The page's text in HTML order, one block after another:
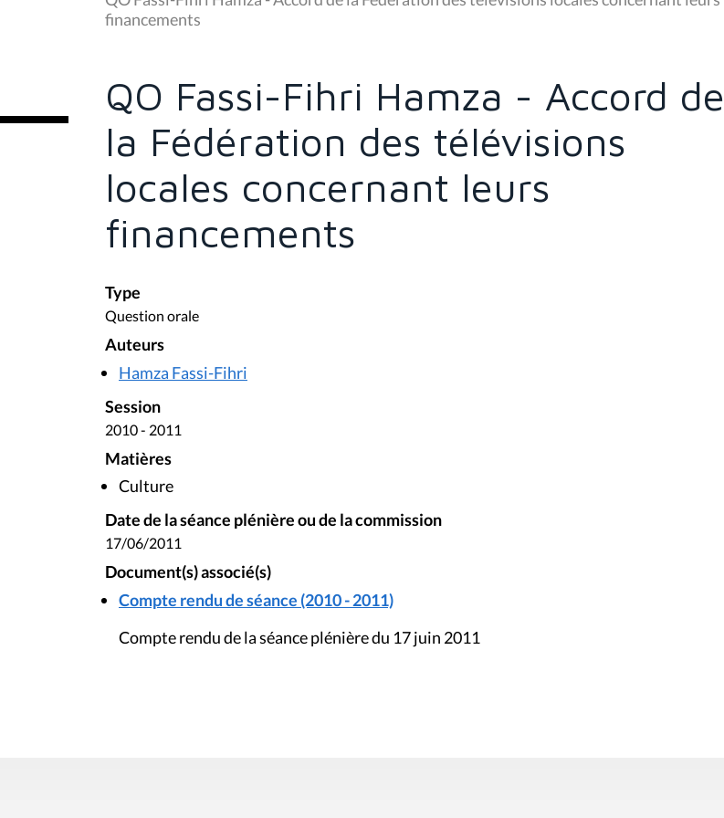
s
ê
c
:
financements
QO Fassi-Fihri Hamza - Accord de
la Fédération des télévisions
locales concernant leurs
financements
Type
Question orale
Auteurs
Hamza Fassi-Fihri
Session
2010 - 2011
Matières
Culture
Date de la séance plénière ou de la commission
17/06/2011
Document(s) associé(s)
Compte rendu de séance (2010 - 2011)
Compte rendu de la séance plénière du 17 juin 2011